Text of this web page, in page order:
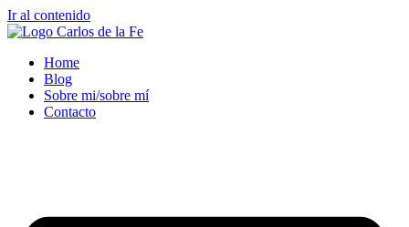
Ir al contenido
Home
Blog
Sobre mi/sobre mí
Contacto